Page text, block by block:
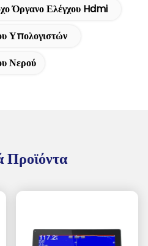
Όργανο Ελέγχου Hdmi
Υπολογιστών
Νερού
Προϊόντα